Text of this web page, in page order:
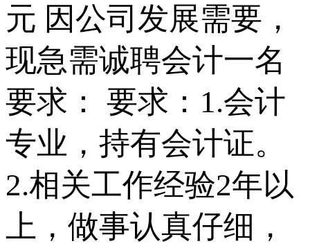
元 因公司发展需要，
现急需诚聘会计一名
要求： 要求：1.会计
专业，持有会计证。
2.相关工作经验2年以
上，做事认真仔细，